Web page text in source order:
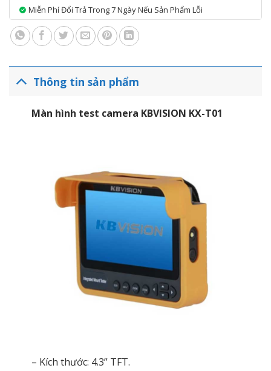
Miễn Phí Đổi Trả Trong 7 Ngày Nếu Sản Phẩm Lỗi
Thông tin sản phẩm
Màn hình test camera KBVISION KX-T01
– Kích thước: 4.3” TFT.